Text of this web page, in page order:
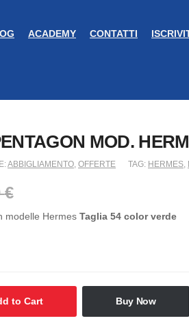
ACADEMY CONTATTI
MOD.
ABBIGLIAMENTO OFFERTE TAG: HERMES
€
modelle Hermes Taglia 54 color verde
to Cart Buy Now